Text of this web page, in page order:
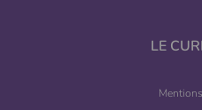
LE